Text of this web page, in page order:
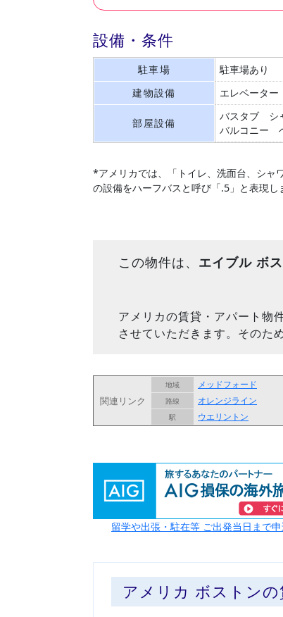
設備・条件
駐車場
駐車場あり
建物設備
エレベーター
部屋設備
バスタブ シ
バルコニー
*アメリカでは、「トイレ、洗面台、シャ
の設備をハーフバスと呼び「.5」と表現
この物件は、 エイブル ボ
アメリカの賃貸・アパート物
させていただきます。そのた
関連リンク
地域 メッドフォード
路線 オレンジライン
駅 ウエリントン
留学や出張・駐在等 ご出発当日まで申
アメリカ ボストン